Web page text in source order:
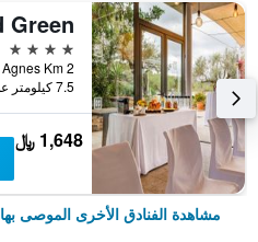
4 نجوم
7.5 كيلومتر عن وسط المدينة
1,648 ﷼
مشاهدة الفنادق الأخرى الموصى بها